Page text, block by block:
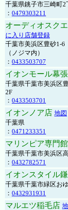
千葉県銚子市三崎町2
： 0479303211
オーディオスク
に入り店舗登録
千葉市美浜区豊砂1-
（ノジマ内）
： 0433503707
イオンモール幕
千葉県千葉市美浜区
2F
： 0433503701
イオンノア店 地図
千葉県
： 0471233351
マリンピア専門
千葉県千葉市美浜区
： 0432782571
イオンスタイル
千葉県千葉市緑区お
： 0432931931
マルエツ稲毛店